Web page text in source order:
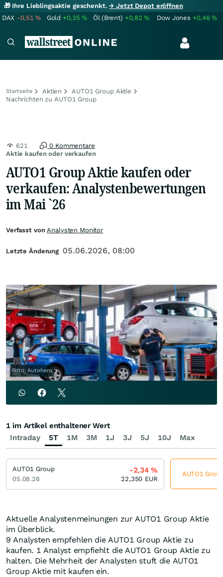
🎁 Ihre Lieblingsaktie geschenkt.→ Jetzt Depot eröffnen
DAX -0,51% Gold +0,35% Öl (Brent) +0,82% Dow Jones +0,46%
Startseite Aktien
AUTO1 Group Aktie
Nachrichten zu AUTO1 Group
Aktie kaufen oder verkaufen
621 0 Kommentare
AUTO1 Group Aktie kaufen oder
verkaufen: Analystenbewertungen
im Mai `26
Foto: Autohero
Aktuelle Analystenmeinungen zur AUTO1 Group Aktie
im Überblick.
9 Analysten empfehlen die AUTO1 Group Aktie zu
kaufen. 1 Analyst empfiehlt die AUTO1 Group Aktie zu
halten. Die Mehrheit der Analysten stuft die AUTO1
Group Aktie mit kaufen ein.
Verfasst vonAnalysten Monitor
Letzte Änderung 05.06.2026, 08:00
Intraday 5T 1M 3M 1J 3J 5J 10J Max
1 im Artikel enthaltener Wert
AUTO1 Group
05.08.26
-2,34%
22,350 EUR
AUTO1